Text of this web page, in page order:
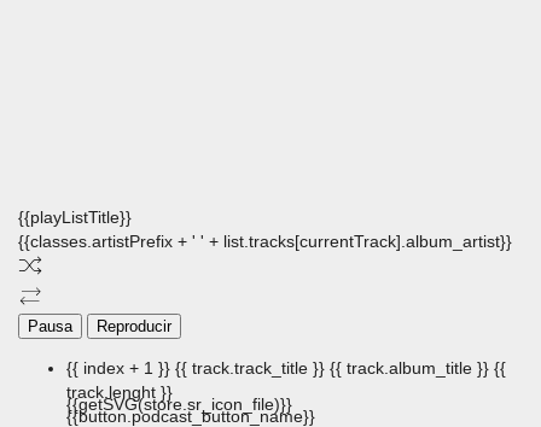
{{playListTitle}}
{{classes.artistPrefix + ' ' + list.tracks[currentTrack].album_artist}}
Pausa Reproducir
{{ index + 1 }} {{ track.track_title }} {{ track.album_title }} {{
track.lenght }}
{{getSVG(store.sr_icon_file)}}
{{button.podcast_button_name}}